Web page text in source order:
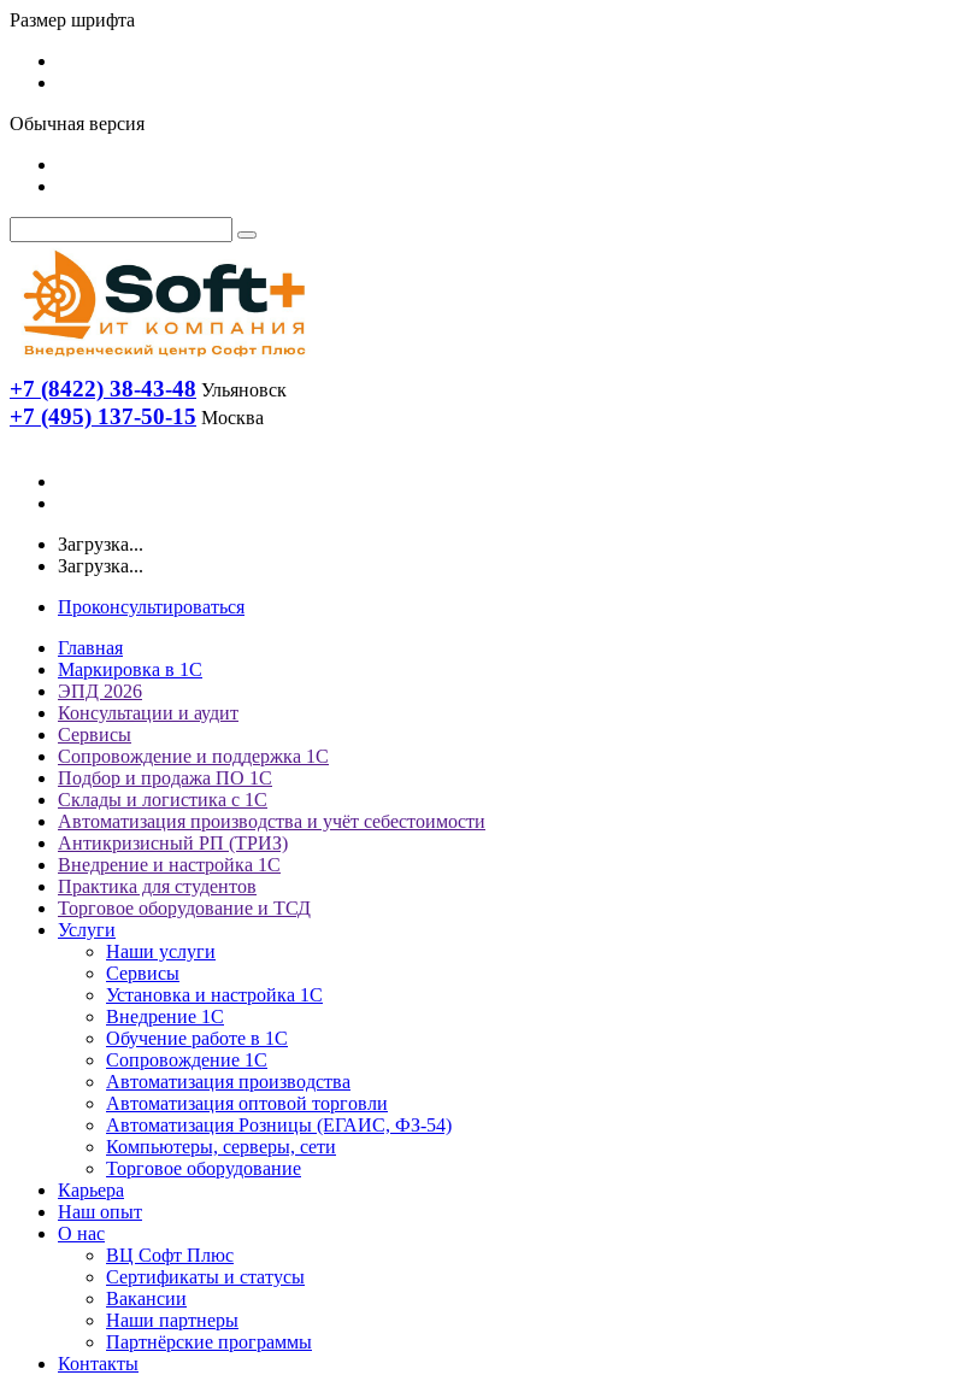
Размер шрифта
Обычная версия
+7 (8422) 38-43-48 Ульяновск
+7 (495) 137-50-15 Москва
Загрузка...
Загрузка...
Проконсультироваться
Главная
Маркировка в 1С
ЭПД 2026
Консультации и аудит
Сервисы
Сопровождение и поддержка 1С
Подбор и продажа ПО 1С
Склады и логистика с 1С
Автоматизация производства и учёт себестоимости
Антикризисный РП (ТРИЗ)
Внедрение и настройка 1С
Практика для студентов
Торговое оборудование и ТСД
Услуги
Наши услуги
Сервисы
Установка и настройка 1С
Внедрение 1С
Обучение работе в 1С
Сопровождение 1С
Автоматизация производства
Автоматизация оптовой торговли
Автоматизация Розницы (ЕГАИС, ФЗ-54)
Компьютеры, серверы, сети
Торговое оборудование
Карьера
Наш опыт
О нас
ВЦ Софт Плюс
Сертификаты и статусы
Вакансии
Наши партнеры
Партнёрские программы
Контакты